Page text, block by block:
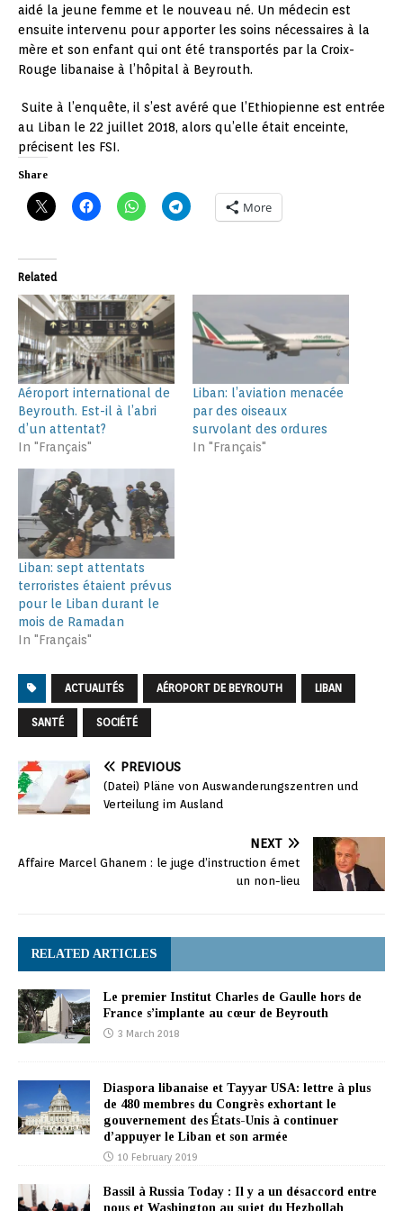
aidé la jeune femme et le nouveau né. Un médecin est
ensuite intervenu pour apporter les soins nécessaires à la
mère et son enfant qui ont été transportés par la Croix-
Rouge libanaise à l’hôpital à Beyrouth.
Suite à l’enquête, il s’est avéré que l’Ethiopienne est entrée
au Liban le 22 juillet 2018, alors qu’elle était enceinte,
précisent les FSI.
Share
More
Related
Aéroport international de
Beyrouth. Est-il à l’abri
d’un attentat?
In "Français"
Liban: l’aviation menacée
par des oiseaux
survolant des ordures
In "Français"
Liban: sept attentats
terroristes étaient prévus
pour le Liban durant le
mois de Ramadan
In "Français"
ACTUALITÉS AÉROPORT DE BEYROUTH LIBAN
SANTÉ SOCIÉTÉ
PREVIOUS
(Datei) Pläne von Auswanderungszentren und
Verteilung im Ausland
NEXT
Affaire Marcel Ghanem : le juge d’instruction émet
un non-lieu
RELATED ARTICLES
Le premier Institut Charles de Gaulle hors de
France s’implante au cœur de Beyrouth
3 March 2018
Diaspora libanaise et Tayyar USA: lettre à plus
de 480 membres du Congrès exhortant le
gouvernement des États-Unis à continuer
d’appuyer le Liban et son armée
10 February 2019
Bassil à Russia Today : Il y a un désaccord entre
nous et Washington au sujet du Hezbollah